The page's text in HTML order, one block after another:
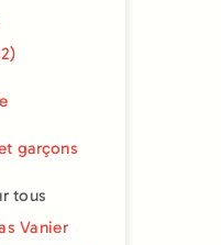
garçons
tous
Vanier